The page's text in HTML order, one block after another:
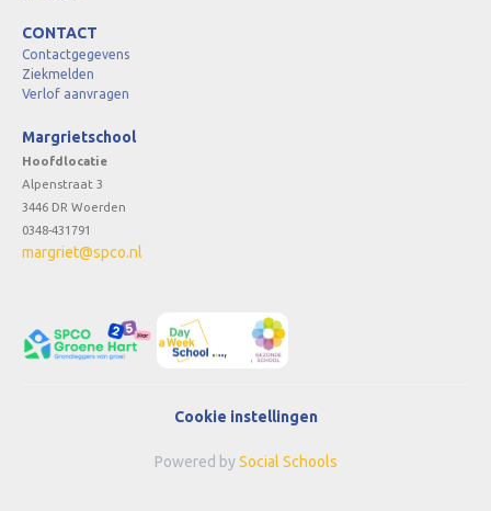
CONTACT
Contactgegevens
Ziekmelden
Verlof aanvragen
Margrietschool
Hoofdlocatie
Alpenstraat 3
3446 DR Woerden
0348-431791
margriet@spco.nl
Cookie instellingen
Powered bySocial Schools